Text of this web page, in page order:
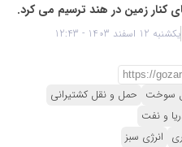
کنار زمین در هند ترسیم می کرد.
یکشنبه 12 اسفند 1403 - 12:43
سوخت حمل و نقل کشتیرانی
و نفت
انرژی سبز